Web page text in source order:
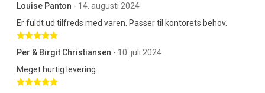
Louise Panton - 14. augusti 2024
Er fuldt ud tilfreds med varen. Passer til kontorets behov.
Betygsatt 5 av 5 stjärnor
Per & Birgit Christiansen - 10. juli 2024
Meget hurtig levering.
Betygsatt 5 av 5 stjärnor